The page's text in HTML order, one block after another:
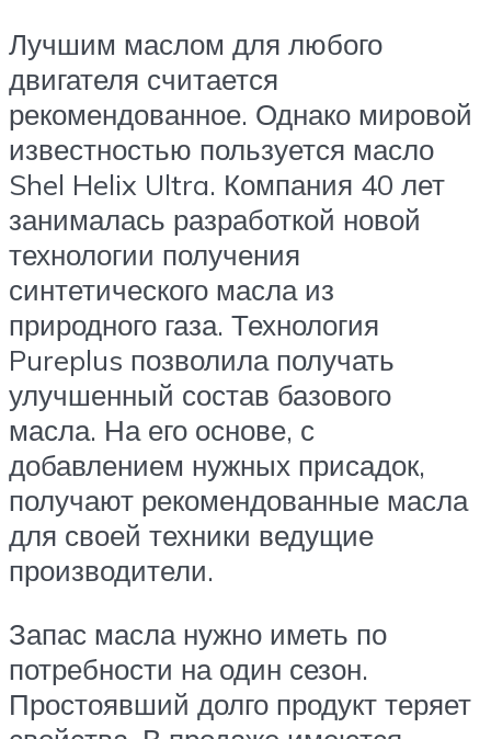
Лучшим маслом для любого
двигателя считается
рекомендованное. Однако мировой
известностью пользуется масло
Shel Helix Ultra. Компания 40 лет
занималась разработкой новой
технологии получения
синтетического масла из
природного газа. Технология
Pureplus позволила получать
улучшенный состав базового
масла. На его основе, с
добавлением нужных присадок,
получают рекомендованные масла
для своей техники ведущие
производители.
Запас масла нужно иметь по
потребности на один сезон.
Простоявший долго продукт теряет